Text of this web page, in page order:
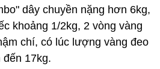
dây chuyền nặng hơn 6kg,
khoảng 1/2kg, 2 vòng vàng
chí, có lúc lượng vàng đeo
17kg.